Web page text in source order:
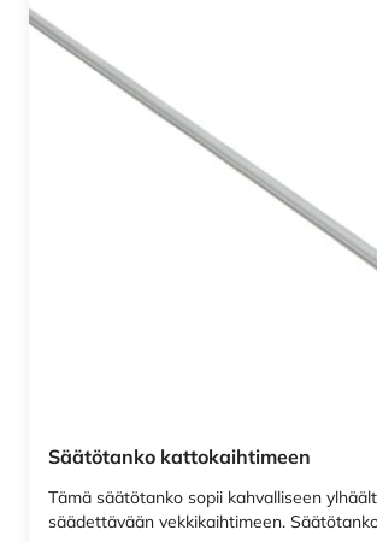
Säätötanko kattokaihtimeen
Tämä säätötanko sopii kahvalliseen
säädettävään vekkikaihtimeen.